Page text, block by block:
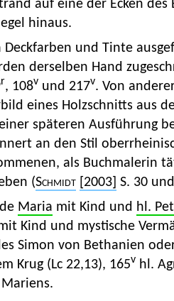
auf eine der Ecken des
hinaus.
Deckfarben und Tinte
derselben Hand
r, 108v und 217v. Von
eines Holzschnitts aus
späteren Ausführung
an den Stil
als Buchmalerin
(Schmidt [2003] S. 30
Maria mit Kind und hl.
Kind und mystische
Simon von Bethanien
Krug (Lc 22,13), 165v hl.